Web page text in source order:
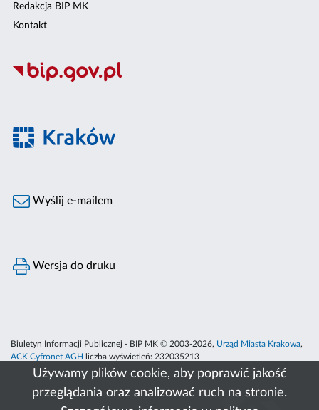
Używamy plików cookie, aby poprawić jakość
przeglądania oraz analizować ruch na stronie.
Redakcja BIP MK
Kontakt
Wyślij e-mailem
Wersja do druku
Biuletyn Informacji Publicznej - BIP MK © 2003-2026, Urząd Miasta Krakowa,
ACK Cyfronet AGH
liczba wyświetleń: 232035213